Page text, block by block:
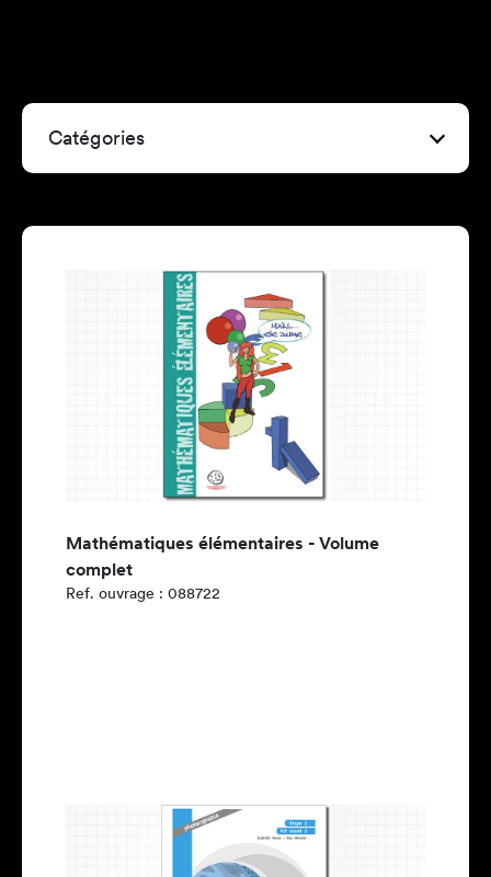
Catégories
Mathématiques élémentaires - Volume
complet
Ref. ouvrage : 088722